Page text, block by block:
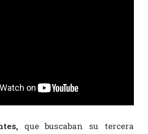
que buscaban su tercera